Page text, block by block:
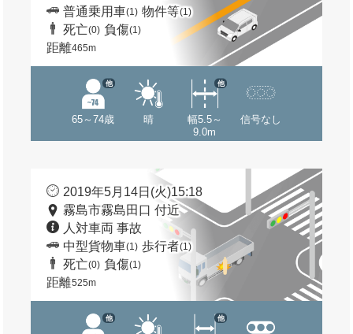
普通乗用車(1) 物件等(1)
死亡(0) 負傷(1)
距離465m
65～74歳
他
晴
幅5.5～
9.0m
他
信号なし
2019年5月14日(火)15:18
霧島市霧島田口 付近
人対車両 事故
中型貨物車(1) 歩行者(1)
死亡(0) 負傷(1)
距離525m
他 他